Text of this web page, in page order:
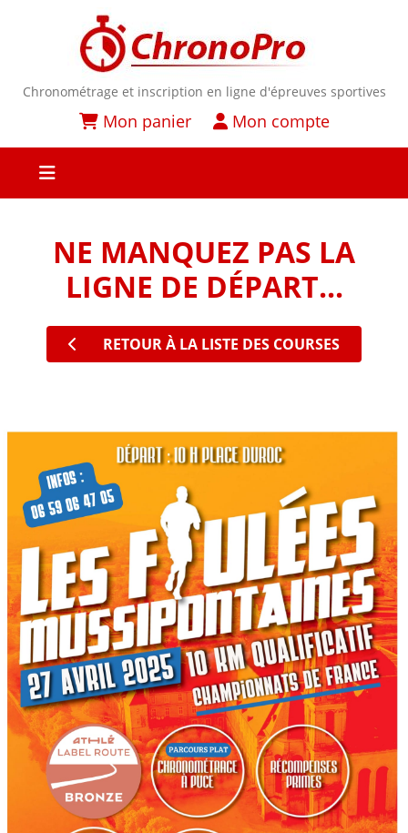
Chronométrage et inscription en ligne d'épreuves sportives
Mon panier Mon compte
NE MANQUEZ PAS LA
LIGNE DE DÉPART...
RETOUR À LA LISTE DES COURSES